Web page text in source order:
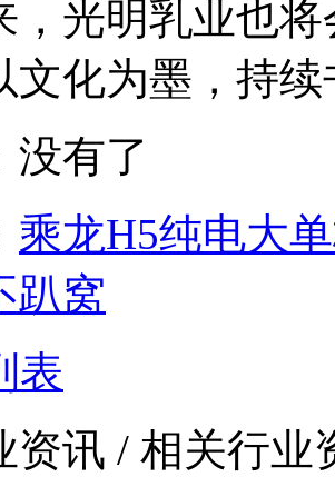
，光明乳业也
文化为墨，持
没有了
乘龙H5纯电大
趴窝
表
资讯 / 相关行业